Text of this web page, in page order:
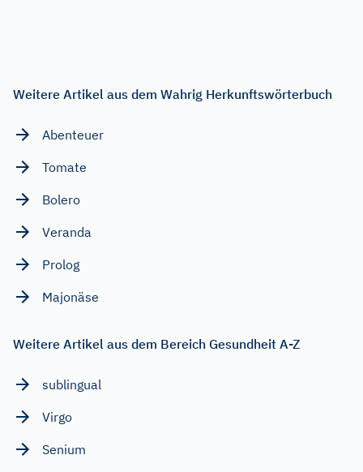
Weitere Artikel aus dem Wahrig Herkunftswörterbuch
Abenteuer
Tomate
Bolero
Veranda
Prolog
Majonäse
Weitere Artikel aus dem Bereich Gesundheit A-Z
sublingual
Virgo
Senium